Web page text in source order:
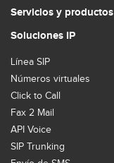
Servicios y productos
Soluciones IP
Línea SIP
Números virtuales
Click to Call
Fax 2 Mail
API Voice
SIP Trunking